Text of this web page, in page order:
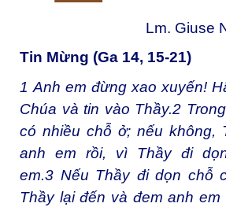
Lm. Giuse
Tin Mừng (Ga 14, 15-21)
1 Anh em đừng xao xuyến!
Chúa và tin vào Thầy.2
có nhiều chỗ ở; nếu không,
anh em rồi, vì Thầy đi
em.3 Nếu Thầy đi dọn chỗ
Thầy lại đến và đem anh